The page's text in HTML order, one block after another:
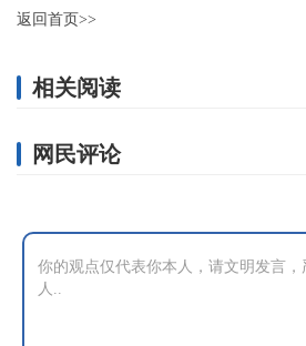
返回首页>>
相关阅读
网民评论